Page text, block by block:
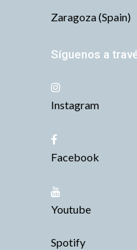
Zaragoza (Spain)
Síguenos a
Instagram
Facebook
Youtube
Spotify